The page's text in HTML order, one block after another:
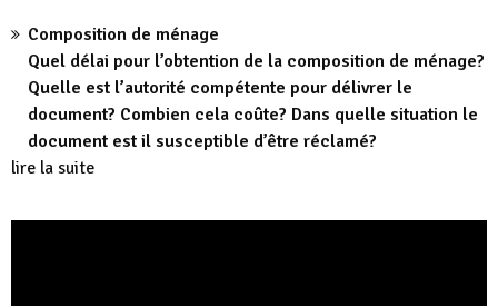
Composition de ménage
Quel délai pour l’obtention de la composition de ménage?
Quelle est l’autorité compétente pour délivrer le
document? Combien cela coûte? Dans quelle situation le
document est il susceptible d’être réclamé?
lire la suite